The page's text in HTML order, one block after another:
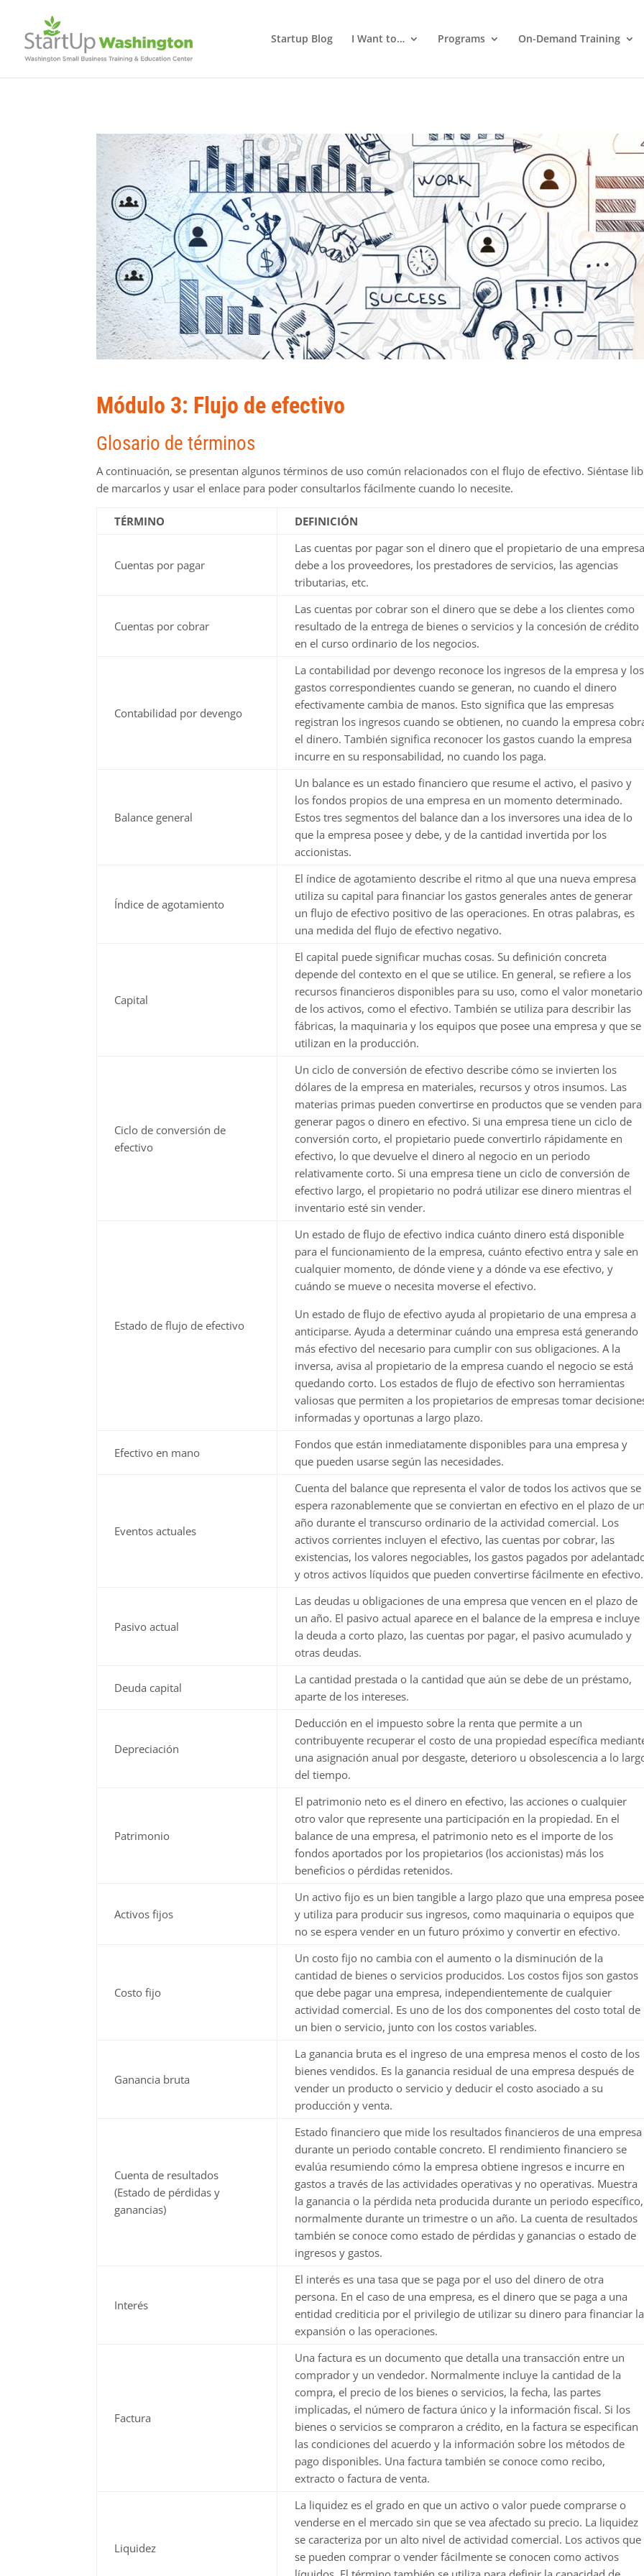
Startup Blog I Want to… Programs On-Demand Training
Módulo 3: Flujo de efectivo
Glosario de términos
A continuación, se presentan algunos términos de uso común relacionados con el flujo de efectivo. Siéntase
de marcarlos y usar el enlace para poder consultarlos fácilmente cuando lo necesite.
TÉRMINO DEFINICIÓN
Cuentas por pagar
Las cuentas por pagar son el dinero que el propietario de una empresa
debe a los proveedores, los prestadores de servicios, las agencias
tributarias, etc.
Cuentas por cobrar
Las cuentas por cobrar son el dinero que se debe a los clientes como
resultado de la entrega de bienes o servicios y la concesión de crédito
en el curso ordinario de los negocios.
Contabilidad por devengo
La contabilidad por devengo reconoce los ingresos de la empresa y los
gastos correspondientes cuando se generan, no cuando el dinero
efectivamente cambia de manos. Esto significa que las empresas
registran los ingresos cuando se obtienen, no cuando la empresa
el dinero. También significa reconocer los gastos cuando la empresa
incurre en su responsabilidad, no cuando los paga.
Balance general
Un balance es un estado financiero que resume el activo, el pasivo y
los fondos propios de una empresa en un momento determinado.
Estos tres segmentos del balance dan a los inversores una idea de lo
que la empresa posee y debe, y de la cantidad invertida por los
accionistas.
Índice de agotamiento
El índice de agotamiento describe el ritmo al que una nueva empresa
utiliza su capital para financiar los gastos generales antes de generar
un flujo de efectivo positivo de las operaciones. En otras palabras, es
una medida del flujo de efectivo negativo.
Capital
El capital puede significar muchas cosas. Su definición concreta
depende del contexto en el que se utilice. En general, se refiere a los
recursos financieros disponibles para su uso, como el valor monetario
de los activos, como el efectivo. También se utiliza para describir las
fábricas, la maquinaria y los equipos que posee una empresa y que se
utilizan en la producción.
Ciclo de conversión de
efectivo
Un ciclo de conversión de efectivo describe cómo se invierten los
dólares de la empresa en materiales, recursos y otros insumos. Las
materias primas pueden convertirse en productos que se venden para
generar pagos o dinero en efectivo. Si una empresa tiene un ciclo de
conversión corto, el propietario puede convertirlo rápidamente en
efectivo, lo que devuelve el dinero al negocio en un periodo
relativamente corto. Si una empresa tiene un ciclo de conversión de
efectivo largo, el propietario no podrá utilizar ese dinero mientras el
inventario esté sin vender.
Estado de flujo de efectivo
Un estado de flujo de efectivo indica cuánto dinero está disponible
para el funcionamiento de la empresa, cuánto efectivo entra y sale en
cualquier momento, de dónde viene y a dónde va ese efectivo, y
cuándo se mueve o necesita moverse el efectivo.
Un estado de flujo de efectivo ayuda al propietario de una empresa a
anticiparse. Ayuda a determinar cuándo una empresa está generando
más efectivo del necesario para cumplir con sus obligaciones. A la
inversa, avisa al propietario de la empresa cuando el negocio se está
quedando corto. Los estados de flujo de efectivo son herramientas
valiosas que permiten a los propietarios de empresas tomar
informadas y oportunas a largo plazo.
Efectivo en mano
Fondos que están inmediatamente disponibles para una empresa y
que pueden usarse según las necesidades.
Eventos actuales
Cuenta del balance que representa el valor de todos los activos que se
espera razonablemente que se conviertan en efectivo en el plazo de un
año durante el transcurso ordinario de la actividad comercial. Los
activos corrientes incluyen el efectivo, las cuentas por cobrar, las
existencias, los valores negociables, los gastos pagados por
y otros activos líquidos que pueden convertirse fácilmente en efectivo.
Pasivo actual
Las deudas u obligaciones de una empresa que vencen en el plazo de
un año. El pasivo actual aparece en el balance de la empresa e incluye
la deuda a corto plazo, las cuentas por pagar, el pasivo acumulado y
otras deudas.
Deuda capital
La cantidad prestada o la cantidad que aún se debe de un préstamo,
aparte de los intereses.
Depreciación
Deducción en el impuesto sobre la renta que permite a un
contribuyente recuperar el costo de una propiedad específica
una asignación anual por desgaste, deterioro u obsolescencia a lo
del tiempo.
Patrimonio
El patrimonio neto es el dinero en efectivo, las acciones o cualquier
otro valor que represente una participación en la propiedad. En el
balance de una empresa, el patrimonio neto es el importe de los
fondos aportados por los propietarios (los accionistas) más los
beneficios o pérdidas retenidos.
Activos fijos
Un activo fijo es un bien tangible a largo plazo que una empresa posee
y utiliza para producir sus ingresos, como maquinaria o equipos que
no se espera vender en un futuro próximo y convertir en efectivo.
Costo fijo
Un costo fijo no cambia con el aumento o la disminución de la
cantidad de bienes o servicios producidos. Los costos fijos son gastos
que debe pagar una empresa, independientemente de cualquier
actividad comercial. Es uno de los dos componentes del costo total de
un bien o servicio, junto con los costos variables.
Ganancia bruta
La ganancia bruta es el ingreso de una empresa menos el costo de los
bienes vendidos. Es la ganancia residual de una empresa después de
vender un producto o servicio y deducir el costo asociado a su
producción y venta.
Cuenta de resultados
(Estado de pérdidas y
ganancias)
Estado financiero que mide los resultados financieros de una empresa
durante un periodo contable concreto. El rendimiento financiero se
evalúa resumiendo cómo la empresa obtiene ingresos e incurre en
gastos a través de las actividades operativas y no operativas. Muestra
la ganancia o la pérdida neta producida durante un periodo específico,
normalmente durante un trimestre o un año. La cuenta de resultados
también se conoce como estado de pérdidas y ganancias o estado de
ingresos y gastos.
Interés
El interés es una tasa que se paga por el uso del dinero de otra
persona. En el caso de una empresa, es el dinero que se paga a una
entidad crediticia por el privilegio de utilizar su dinero para financiar la
expansión o las operaciones.
Factura
Una factura es un documento que detalla una transacción entre un
comprador y un vendedor. Normalmente incluye la cantidad de la
compra, el precio de los bienes o servicios, la fecha, las partes
implicadas, el número de factura único y la información fiscal. Si los
bienes o servicios se compraron a crédito, en la factura se especifican
las condiciones del acuerdo y la información sobre los métodos de
pago disponibles. Una factura también se conoce como recibo,
extracto o factura de venta.
Liquidez
La liquidez es el grado en que un activo o valor puede comprarse o
venderse en el mercado sin que se vea afectado su precio. La liquidez
se caracteriza por un alto nivel de actividad comercial. Los activos que
se pueden comprar o vender fácilmente se conocen como activos